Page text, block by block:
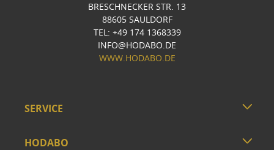
BRESCHNECKER STR. 13
88605 SAULDORF
TEL: +49 174 1368339
INFO@HODABO.DE
WWW.HODABO.DE
SERVICE
HODABO